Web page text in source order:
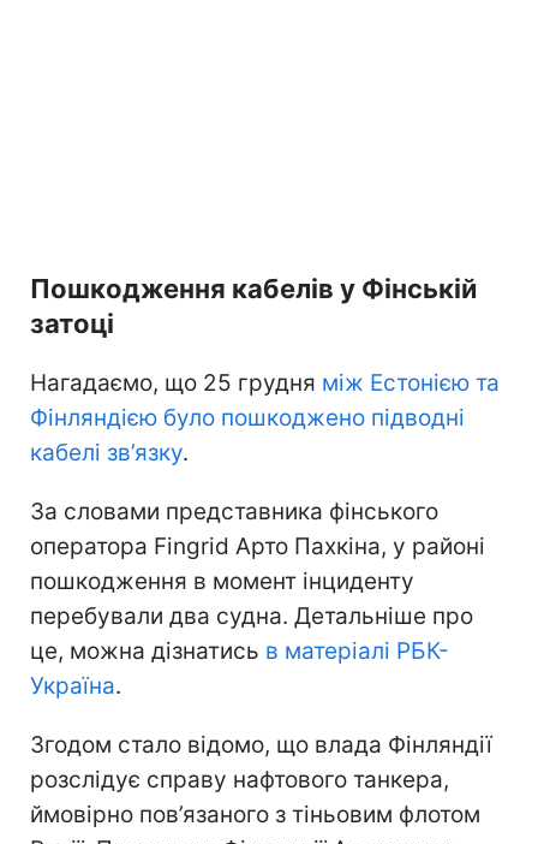
Пошкодження кабелів у Фінській
затоці
Нагадаємо, що 25 грудня між Естонією та
Фінляндією було пошкоджено підводні
кабелі зв’язку.
За словами представника фінського
оператора Fingrid Арто Пахкіна, у районі
пошкодження в момент інциденту
перебували два судна. Детальніше про
це, можна дізнатись в матеріалі РБК-
Україна.
Згодом стало відомо, що влада Фінляндії
розслідує справу нафтового танкера,
ймовірно пов’язаного з тіньовим флотом